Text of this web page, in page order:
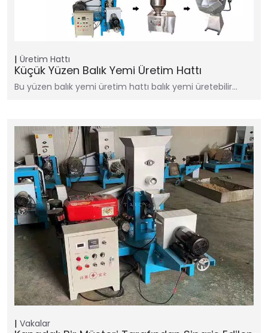
Üretim Hattı
Küçük Yüzen Balık Yemi Üretim Hattı
Bu yüzen balık yemi üretim hattı balık yemi üretebilir…
Vakalar